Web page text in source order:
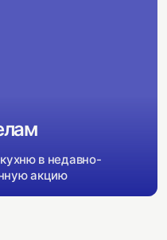
в недавно-
акцию